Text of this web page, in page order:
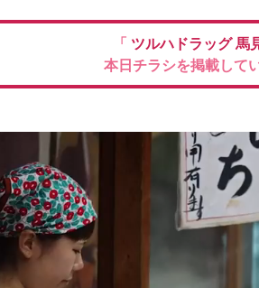
「 ツルハドラッグ馬
本日チラシを掲載して